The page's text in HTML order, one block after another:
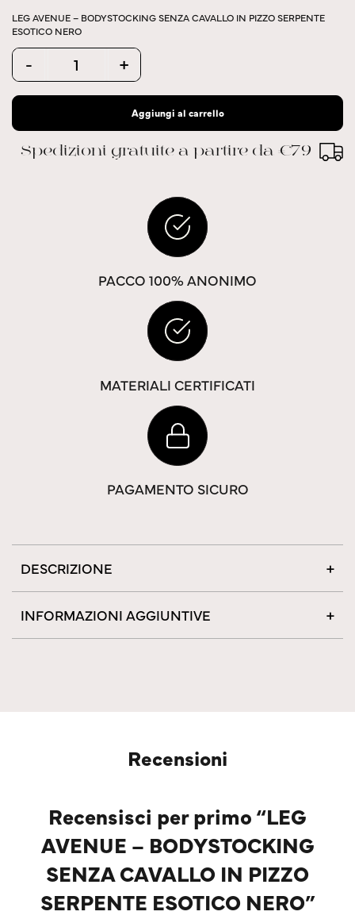
LEG AVENUE – BODYSTOCKING SENZA CAVALLO IN PIZZO SERPENTE
ESOTICO NERO
Quantity
- +
Aggiungi al carrello
Spedizioni gratuite a partire da €79
PACCO 100% ANONIMO
MATERIALI CERTIFICATI
PAGAMENTO SICURO
DESCRIZIONE
INFORMAZIONI AGGIUNTIVE
Recensioni
Recensisci per primo “LEG
AVENUE – BODYSTOCKING
SENZA CAVALLO IN PIZZO
SERPENTE ESOTICO NERO”